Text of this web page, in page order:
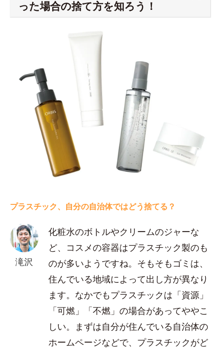
った場合の捨て方を知ろう！
プラスチック、自分の自治体ではどう捨てる？
滝沢
化粧水のボトルやクリームのジャーな
ど、コスメの容器はプラスチック製のも
のが多いようですね。そもそもゴミは、
住んでいる地域によって出し方が異なり
ます。なかでもプラスチックは「資源」
「可燃」「不燃」の場合があってややこ
しい。まずは自分が住んでいる自治体の
ホームページなどで、プラスチックがど